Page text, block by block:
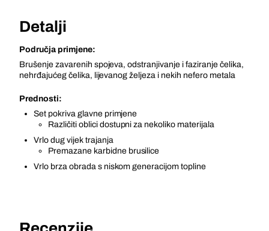
Detalji
Područja primjene:
Brušenje zavarenih spojeva, odstranjivanje i faziranje čelika,
nehrđajućeg čelika, lijevanog željeza i nekih nefero metala
Prednosti:
Set pokriva glavne primjene
Različiti oblici dostupni za nekoliko materijala
Vrlo dug vijek trajanja
Premazane karbidne brusilice
Vrlo brza obrada s niskom generacijom topline